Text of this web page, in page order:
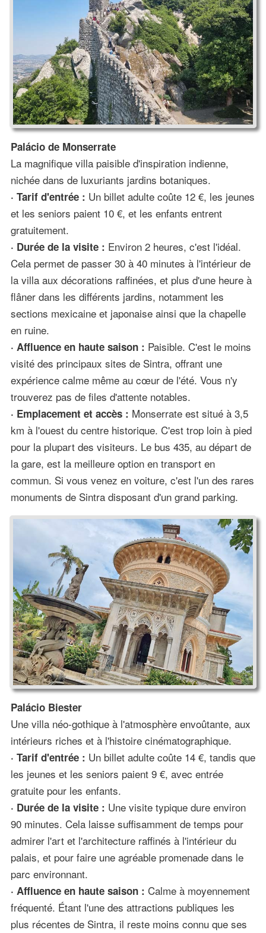
Palácio de Monserrate
La magnifique villa paisible d'inspiration indienne,
nichée dans de luxuriants jardins botaniques.
· Tarif d'entrée : Un billet adulte coûte 12 €, les jeunes
et les seniors paient 10 €, et les enfants entrent
gratuitement.
· Durée de la visite : Environ 2 heures, c'est l'idéal.
Cela permet de passer 30 à 40 minutes à l'intérieur de
la villa aux décorations raffinées, et plus d'une heure à
flâner dans les différents jardins, notamment les
sections mexicaine et japonaise ainsi que la chapelle
en ruine.
· Affluence en haute saison : Paisible. C'est le moins
visité des principaux sites de Sintra, offrant une
expérience calme même au cœur de l'été. Vous n'y
trouverez pas de files d'attente notables.
· Emplacement et accès : Monserrate est situé à 3,5
km à l'ouest du centre historique. C'est trop loin à pied
pour la plupart des visiteurs. Le bus 435, au départ de
la gare, est la meilleure option en transport en
commun. Si vous venez en voiture, c'est l'un des rares
monuments de Sintra disposant d'un grand parking.
Palácio Biester
Une villa néo-gothique à l'atmosphère envoûtante, aux
intérieurs riches et à l'histoire cinématographique.
· Tarif d'entrée : Un billet adulte coûte 14 €, tandis que
les jeunes et les seniors paient 9 €, avec entrée
gratuite pour les enfants.
· Durée de la visite : Une visite typique dure environ
90 minutes. Cela laisse suffisamment de temps pour
admirer l'art et l'architecture raffinés à l'intérieur du
palais, et pour faire une agréable promenade dans le
parc environnant.
· Affluence en haute saison : Calme à moyennement
fréquenté. Étant l'une des attractions publiques les
plus récentes de Sintra, il reste moins connu que ses